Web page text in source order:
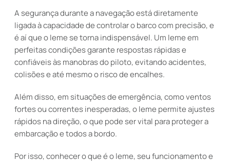
A segurança durante a navegação está diretamente
ligada à capacidade de controlar o barco com precisão, e
é aí que o leme se torna indispensável. Um leme em
perfeitas condições garante respostas rápidas e
confiáveis às manobras do piloto, evitando acidentes,
colisões e até mesmo o risco de encalhes.
Além disso, em situações de emergência, como ventos
fortes ou correntes inesperadas, o leme permite ajustes
rápidos na direção, o que pode ser vital para proteger a
embarcação e todos a bordo.
Por isso, conhecer o que é o leme, seu funcionamento e